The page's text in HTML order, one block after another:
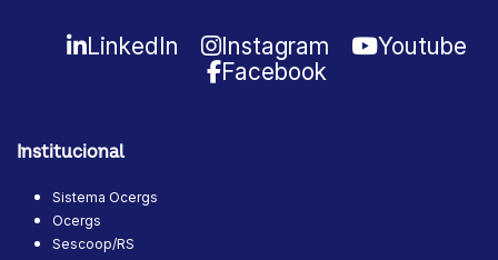
LinkedIn Instagram
Youtube
Facebook
Institucional
Sistema Ocergs
Ocergs
Sescoop/RS